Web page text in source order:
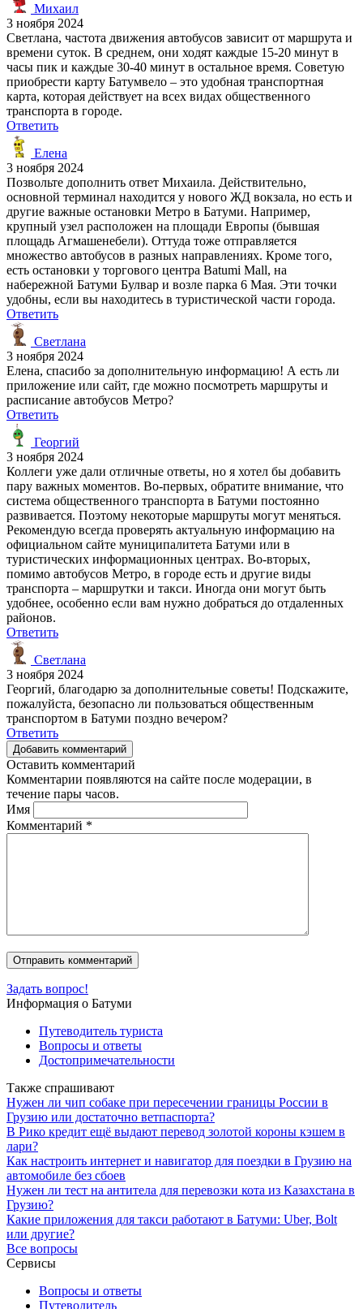
Михаил
3 ноября 2024
Светлана, частота движения автобусов зависит от маршрута и
времени суток. В среднем, они ходят каждые 15-20 минут в
часы пик и каждые 30-40 минут в остальное время. Советую
приобрести карту Батумвело – это удобная транспортная
карта, которая действует на всех видах общественного
транспорта в городе.
Ответить
Елена
3 ноября 2024
Позвольте дополнить ответ Михаила. Действительно,
основной терминал находится у нового ЖД вокзала, но есть и
другие важные остановки Метро в Батуми. Например,
крупный узел расположен на площади Европы (бывшая
площадь Агмашенебели). Оттуда тоже отправляется
множество автобусов в разных направлениях. Кроме того,
есть остановки у торгового центра Batumi Mall, на
набережной Батуми Булвар и возле парка 6 Мая. Эти точки
удобны, если вы находитесь в туристической части города.
Ответить
Светлана
3 ноября 2024
Елена, спасибо за дополнительную информацию! А есть ли
приложение или сайт, где можно посмотреть маршруты и
расписание автобусов Метро?
Ответить
Георгий
3 ноября 2024
Коллеги уже дали отличные ответы, но я хотел бы добавить
пару важных моментов. Во-первых, обратите внимание, что
система общественного транспорта в Батуми постоянно
развивается. Поэтому некоторые маршруты могут меняться.
Рекомендую всегда проверять актуальную информацию на
официальном сайте муниципалитета Батуми или в
туристических информационных центрах. Во-вторых,
помимо автобусов Метро, в городе есть и другие виды
транспорта – маршрутки и такси. Иногда они могут быть
удобнее, особенно если вам нужно добраться до отдаленных
районов.
Ответить
Светлана
3 ноября 2024
Георгий, благодарю за дополнительные советы! Подскажите,
пожалуйста, безопасно ли пользоваться общественным
транспортом в Батуми поздно вечером?
Ответить
Добавить комментарий
Оставить комментарий
Комментарии появляются на сайте после модерации, в
течение пары часов.
Имя
Комментарий *
Задать вопрос!
Информация о Батуми
Путеводитель туриста
Вопросы и ответы
Достопримечательности
Также спрашивают
Нужен ли чип собаке при пересечении границы России в
Грузию или достаточно ветпаспорта?
В Рико кредит ещё выдают перевод золотой короны кэшем в
лари?
Как настроить интернет и навигатор для поездки в Грузию на
автомобиле без сбоев
Нужен ли тест на антитела для перевозки кота из Казахстана в
Грузию?
Какие приложения для такси работают в Батуми: Uber, Bolt
или другие?
Все вопросы
Сервисы
Вопросы и ответы
Путеводитель